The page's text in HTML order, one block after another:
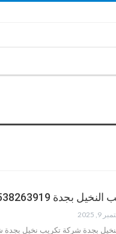
بجدة 0538263919
9, 2025
بجدة شركة تكريب نخيل بجدة